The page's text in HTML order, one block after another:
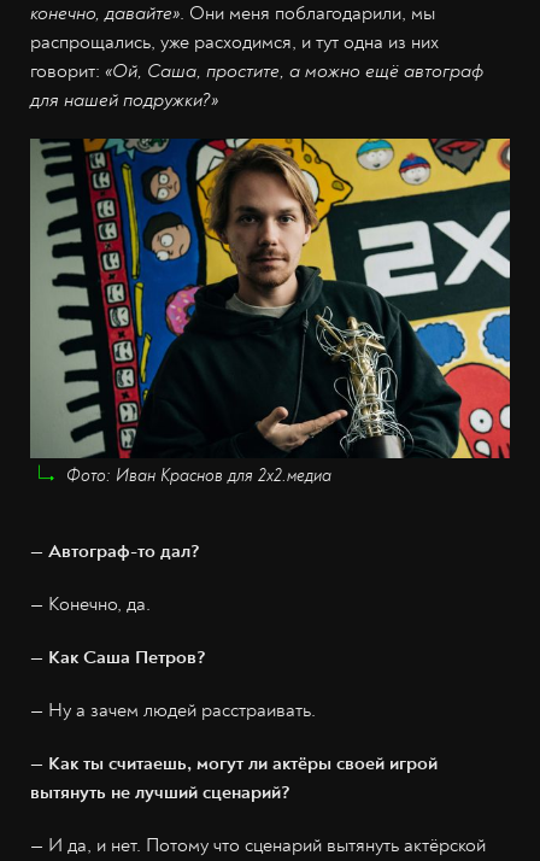
конечно, давайте». Они меня поблагодарили, мы
распрощались, уже расходимся, и тут одна из них
говорит: «Ой, Саша, простите, а можно ещё автограф
для нашей подружки?»
Фото: Иван Краснов для 2х2.медиа
— Автограф-то дал?
— Конечно, да.
— Как Саша Петров?
— Ну а зачем людей расстраивать.
— Как ты считаешь, могут ли актёры своей игрой
вытянуть не лучший сценарий?
— И да, и нет. Потому что сценарий вытянуть актёрской